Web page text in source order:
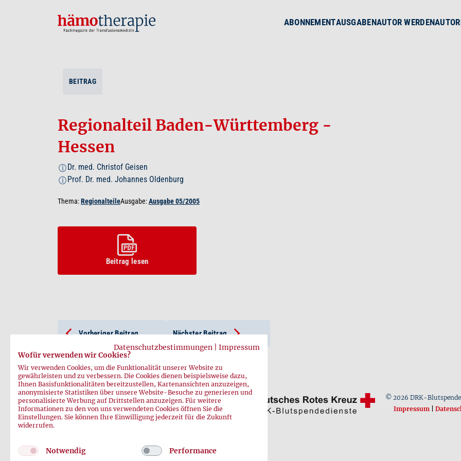
ABONNEMENTAUSGABENAUTOR WERDEN
BEITRAG
Regionalteil Baden-Württemberg -
Hessen
i Dr. med. Christof Geisen
i Prof. Dr. med. Johannes Oldenburg
Thema:RegionalteileAusgabe:Ausgabe 05/2005
Beitrag lesen
Vorheriger Beitrag Nächster Beitrag
© 2026 DRK-
Impressum
Datenschutzbestimmungen
Impressum
Wofür verwenden wir Cookies?
Wir verwenden Cookies, um die Funktionalität unserer Website zu
gewährleisten und zu verbessern. Die Cookies dienen beispielsweise dazu,
Ihnen Basisfunktionalitäten bereitzustellen, Kartenansichten anzuzeigen,
anonymisierte Statistiken über unsere Website-Besuche zu generieren und
personalisierte Werbung auf Drittstellen anzuzeigen. Für weitere
Informationen zu den von uns verwendeten Cookies öffnen Sie die
Einstellungen. Sie können Ihre Einwilligung jederzeit für die Zukunft
widerrufen.
Notwendig Performance